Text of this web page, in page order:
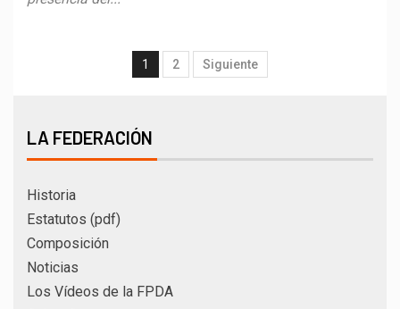
1 2 Siguiente
LA FEDERACIÓN
Historia
Estatutos (pdf)
Composición
Noticias
Los Vídeos de la FPDA